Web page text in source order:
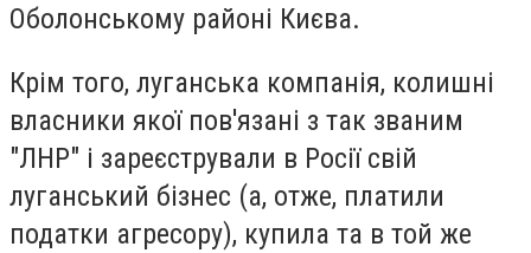
Оболонському районі Києва.
Крім того, луганська компанія, колишні
власники якої пов'язані з так званим
"ЛНР" і зареєстрували в Росії свій
луганський бізнес (а, отже, платили
податки агресору), купила та в той же